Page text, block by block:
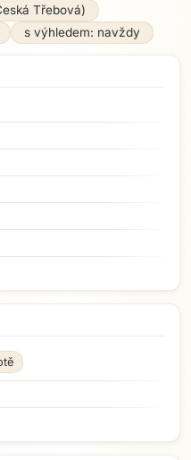
Třebová)
s výhledem: navždy